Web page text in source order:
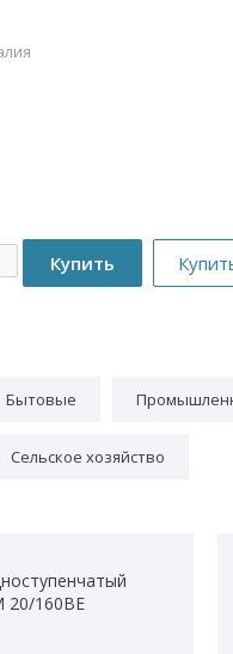
Бытовые
Сельское хозяйство
20/160BE